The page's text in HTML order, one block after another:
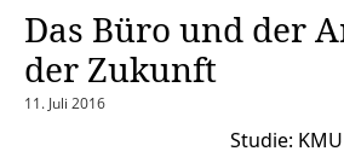
Das Büro und der
der Zukunft
11. Juli 2016
Studie: